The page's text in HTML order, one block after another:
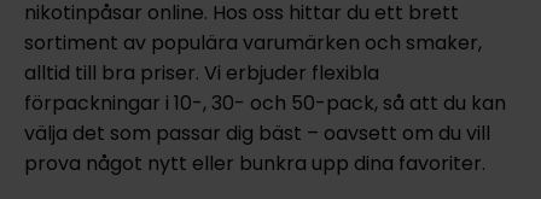
nikotinpåsar online. Hos oss hittar du ett brett
sortiment av populära varumärken och smaker,
alltid till bra priser. Vi erbjuder flexibla
förpackningar i 10-, 30- och 50-pack, så att du kan
välja det som passar dig bäst – oavsett om du vill
prova något nytt eller bunkra upp dina favoriter.